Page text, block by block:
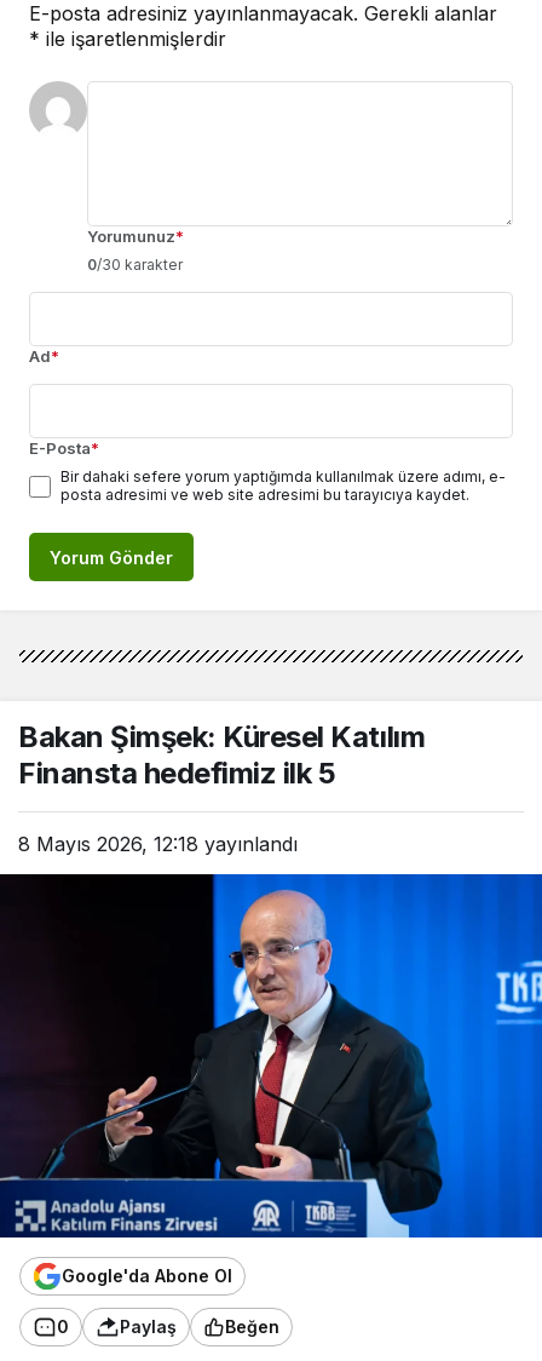
E-posta adresiniz yayınlanmayacak. Gerekli alanlar
* ile işaretlenmişlerdir
Yorumunuz*
0/30 karakter
Ad*
E-Posta*
Bir dahaki sefere yorum yaptığımda kullanılmak üzere adımı, e-
posta adresimi ve web site adresimi bu tarayıcıya kaydet.
Yorum Gönder
Bakan Şimşek: Küresel Katılım
Finansta hedefimiz ilk 5
8 Mayıs 2026, 12:18 yayınlandı
Google'da Abone Ol
0 Paylaş Beğen